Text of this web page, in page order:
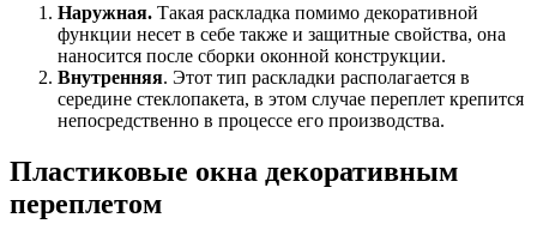
Наружная. Такая раскладка помимо декоративной
функции несет в себе также и защитные свойства, она
наносится после сборки оконной конструкции.
Внутренняя. Этот тип раскладки располагается в
середине стеклопакета, в этом случае переплет крепится
непосредственно в процессе его производства.
Пластиковые окна декоративным
переплетом